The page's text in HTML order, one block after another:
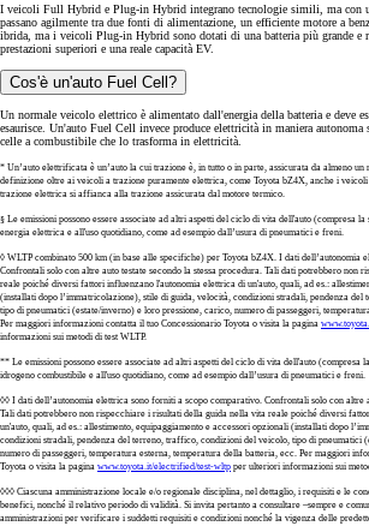
I veicoli Full Hybrid e Plug-in Hybrid integrano tecnologie simili, ma con
passano agilmente tra due fonti di alimentazione, un efficiente motore a
ibrida, ma i veicoli Plug-in Hybrid sono dotati di una batteria più grande e
prestazioni superiori e una reale capacità EV.
Cos'è un'auto Fuel Cell?
Un normale veicolo elettrico è alimentato dall'energia della batteria e deve
esaurisce. Un'auto Fuel Cell invece produce elettricità in maniera
celle a combustibile che lo trasforma in elettricità.
* Un’auto elettrificata è un’auto la cui trazione è, in tutto o in parte, assicurata da almeno
definizione oltre ai veicoli a trazione puramente elettrica, come Toyota bZ4X, anche i
trazione elettrica si affianca alla trazione assicurata dal motore termico.
§ Le emissioni possono essere associate ad altri aspetti del ciclo di vita dell'auto (compresa
energia elettrica e all'uso quotidiano, come ad esempio dall’usura di pneumatici e freni.
◊ WLTP combinato 500 km (in base alle specifiche) per Toyota bZ4X. I dati dell’autonomia
Confrontali solo con altre auto testate secondo la stessa procedura. Tali dati potrebbero non
reale poiché diversi fattori influenzano l'autonomia elettrica di un'auto, quali, ad es.:
(installati dopo l’immatricolazione), stile di guida, velocità, condizioni stradali, pendenza
tipo di pneumatici (estate/inverno) e loro pressione, carico, numero di passeggeri,
Per maggiori informazioni contatta il tuo Concessionario Toyota o visita la pagina
informazioni sui metodi di test WLTP.
** Le emissioni possono essere associate ad altri aspetti del ciclo di vita dell'auto (compresa
idrogeno combustibile e all'uso quotidiano, come ad esempio dall’usura di pneumatici e freni.
◊◊ I dati dell’autonomia elettrica sono forniti a scopo comparativo. Confrontali solo con altre
Tali dati potrebbero non rispecchiare i risultati della guida nella vita reale poiché diversi
un'auto, quali, ad es.: allestimento, equipaggiamento e accessori opzionali (installati dopo
condizioni stradali, pendenza del terreno, traffico, condizioni del veicolo, tipo di pneumatici
numero di passeggeri, temperatura esterna, temperatura della batteria, ecc. Per maggiori
Toyota o visita la pagina www.toyota.it/electrified/test-wltp per ulteriori informazioni sui
◊◊◊ Ciascuna amministrazione locale e/o regionale disciplina, nel dettaglio, i requisiti e le
benefici, nonché il relativo periodo di validità. Si invita pertanto a consultare –sempre e
amministrazioni per verificare i suddetti requisiti e condizioni nonché la vigenza delle